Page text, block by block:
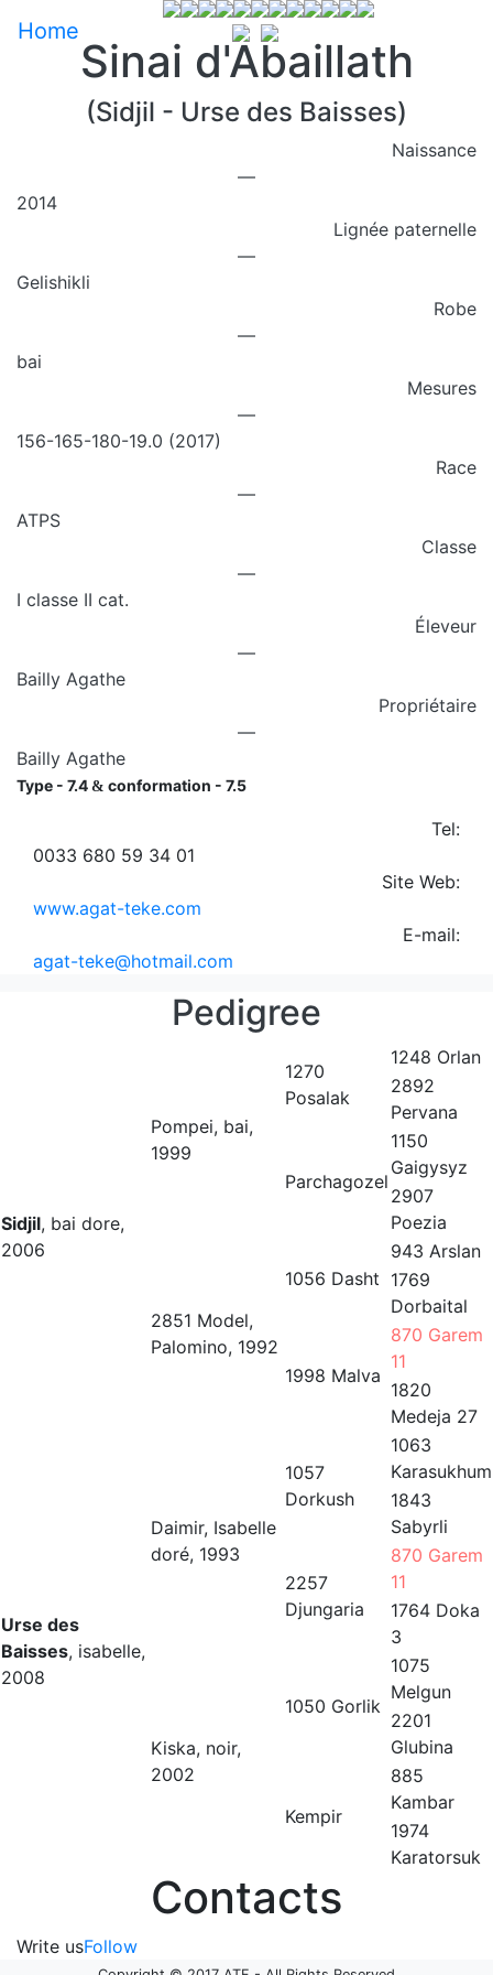
Home
Sinai d'Abaillath
(Sidjil - Urse des Baisses)
Naissance
—
2014
Lignée paternelle
—
Gelishikli
Robe
—
bai
Mesures
—
156-165-180-19.0 (2017)
Race
—
ATPS
Classe
—
I classe II cat.
Éleveur
—
Bailly Agathe
Propriétaire
—
Bailly Agathe
Type - 7.4 & conformation - 7.5
Tel:
0033 680 59 34 01
Site Web:
www.agat-teke.com
E-mail:
agat-teke@hotmail.com
Pedigree
Sidjil, bai dore,
2006
Pompei, bai,
1999
1270
Posalak
1248 Orlan
2892
Pervana
Parchagozel
1150
Gaigysyz
2907
Poezia
2851 Model,
Palomino, 1992
1056 Dasht
943 Arslan
1769
Dorbaital
1998 Malva
870 Garem
11
1820
Medeja 27
Urse des
Baisses, isabelle,
2008
Daimir, Isabelle
doré, 1993
1057
Dorkush
1063
Karasukhum
1843
Sabyrli
2257
Djungaria
870 Garem
11
1764 Doka
3
Kiska, noir,
2002
1050 Gorlik
1075
Melgun
2201
Glubina
Kempir
885
Kambar
1974
Karatorsuk
Contacts
Write usFollow